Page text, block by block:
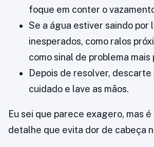
foque em conter o
Se a água estiver saindo por
inesperados, como ralos
como sinal de problema mais
Depois de resolver, descarte
cuidado e lave as mãos.
Eu sei que parece exagero, mas
detalhe que evita dor de cabeça